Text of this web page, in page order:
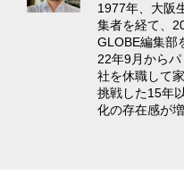
1977年、大阪
集者を経て、
GLOBE編集部
22年9月から
社を休職して
挑戦した15年
化の存在感が